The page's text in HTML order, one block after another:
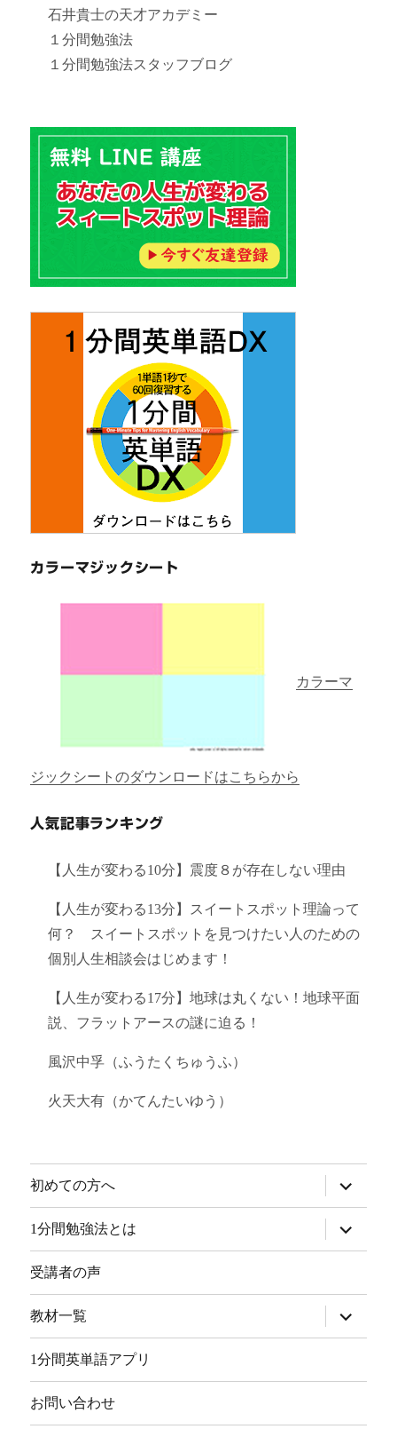
石井貴士の天才アカデミー
１分間勉強法
１分間勉強法スタッフブログ
カラーマジックシート
カラーマ
ジックシートのダウンロードはこちらから
人気記事ランキング
【人生が変わる10分】震度８が存在しない理由
【人生が変わる13分】スイートスポット理論って
何？ スイートスポットを見つけたい人のための
個別人生相談会はじめます！
【人生が変わる17分】地球は丸くない！地球平面
説、フラットアースの謎に迫る！
風沢中孚（ふうたくちゅうふ）
火天大有（かてんたいゆう）
初めての方へ
ブ
メ
ニ
ュ
ー
開
1分間勉強法とは
ブ
メ
ー
を
展
開
受講者の声
教材一覧
ブ
メ
ー
開
1分間英単語アプリ
お問い合わせ